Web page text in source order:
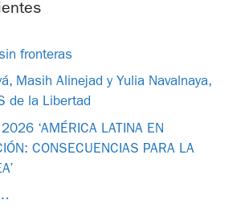
fronteras
Masih Alinejad y Yulia Navalnaya,
de la Libertad
‘AMÉRICA LATINA EN
CONSECUENCIAS PARA LA